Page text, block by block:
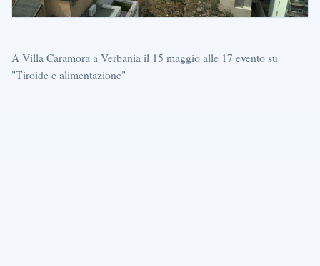
A Villa Caramora a Verbania il 15 maggio alle 17 evento su
"Tiroide e alimentazione"